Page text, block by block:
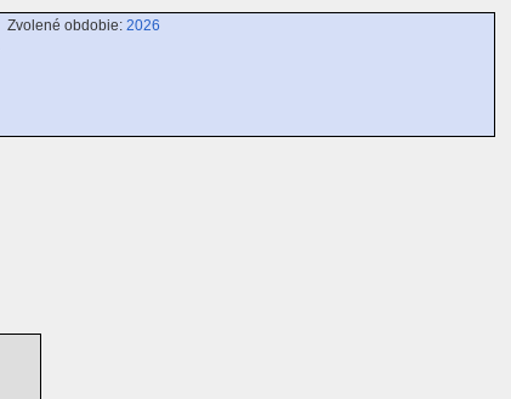
Zvolené obdobie: 2026